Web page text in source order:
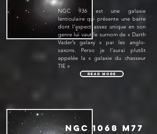
NGC 936 est une galaxie
lenticulaire qui présente une barre
dont l'aspect assez unique en son
genre lui vaut le surnom de « Darth
Vader’s galaxy » par les anglo-
saxons. Perso je l’aurai plutôt
appelée la « galaxie du chasseur
TIE »
Read More
NGC 1068 M77